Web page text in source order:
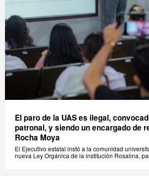
El paro de la UAS es ilegal,
patronal, y siendo un encargado de
Rocha Moya
El Ejecutivo estatal instó a la comunidad
nueva Ley Orgánica de la institución Rosalina,